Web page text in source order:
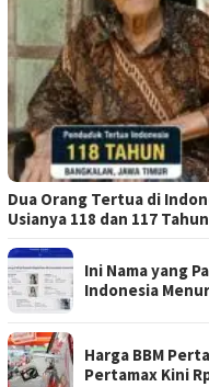
Dua Orang Tertua di
Usianya 118 dan 117 Tahun
Ini Nama yang
Indonesia
Harga BBM
Pertamax Kini